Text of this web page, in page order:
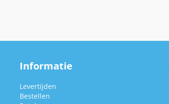
Informatie
Levertijden
Bestellen